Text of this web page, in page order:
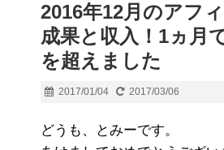
2016年12月のアフ
成果と収入！1ヵ月
を超えました
2017/01/04 2017/03/06
どうも、とみーです。